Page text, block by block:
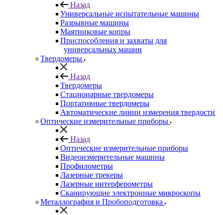
Назад
Универсальные испытательные машины
Разрывные машины
Маятниковые копры
Приспособления и захваты для
универсальных машин
Твердомеры
Назад
Твердомеры
Стационарные твердомеры
Портативные твердомеры
Автоматические линии измерения твердости
Оптические измерительные приборы
Назад
Оптические измерительные приборы
Видеоизмерительные машины
Профилометры
Лазерные трекеры
Лазерные интерферометры
Сканирующие электронные микроскопы
Металлография и Пробоподготовка